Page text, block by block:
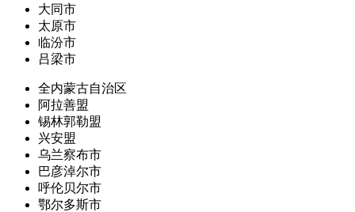
大同市
太原市
临汾市
吕梁市
全内蒙古自治区
阿拉善盟
锡林郭勒盟
兴安盟
乌兰察布市
巴彦淖尔市
呼伦贝尔市
鄂尔多斯市